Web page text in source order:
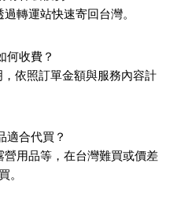
轉運站快速寄回台灣。
何收費？
依照訂單金額與服務內容計
適合代買？
用品等，在台灣難買或價差
。